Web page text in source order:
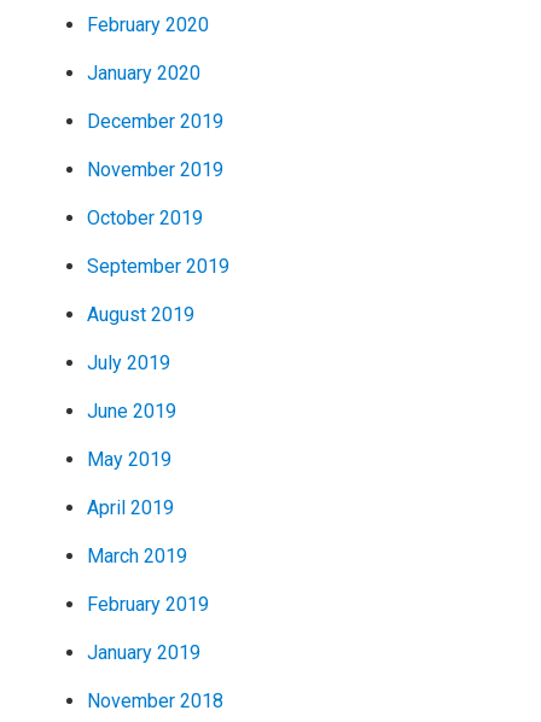
February 2020
January 2020
December 2019
November 2019
October 2019
September 2019
August 2019
July 2019
June 2019
May 2019
April 2019
March 2019
February 2019
January 2019
November 2018